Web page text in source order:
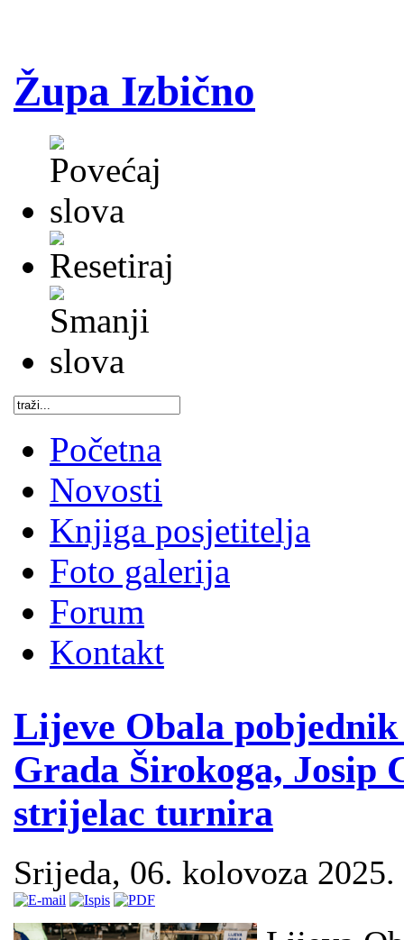
Župa Izbično
Početna
Novosti
Knjiga posjetitelja
Foto galerija
Forum
Kontakt
Lijeve Obala
Grada Širokoga, Josip
strijelac turnira
Srijeda, 06. kolovoza 2025.